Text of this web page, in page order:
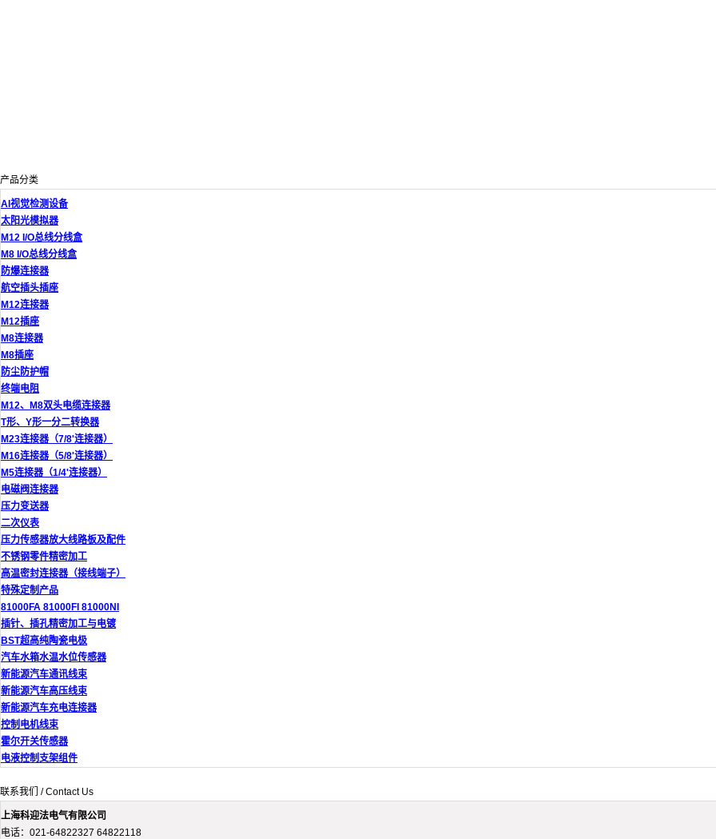
产品分类
AI视觉检测设备
太阳光模拟器
M12 I/O总线分线盒
M8 I/O总线分线盒
防爆连接器
航空插头插座
M12连接器
M12插座
M8连接器
M8插座
防尘防护帽
终端电阻
M12、M8双头电缆连接器
T形、Y形一分二转换器
M23连接器（7/8'连接器）
M16连接器（5/8'连接器）
M5连接器（1/4'连接器）
电磁阀连接器
压力变送器
二次仪表
压力传感器放大线路板及配件
不锈钢零件精密加工
高温密封连接器（接线端子）
特殊定制产品
81000FA 81000FI 81000NI
插针、插孔精密加工与电镀
BST超高纯陶瓷电极
汽车水箱水温水位传感器
新能源汽车通讯线束
新能源汽车高压线束
新能源汽车充电连接器
控制电机线束
霍尔开关传感器
电液控制支架组件
联系我们 / Contact Us
上海科迎法电气有限公司
电话：021-64822327 64822118